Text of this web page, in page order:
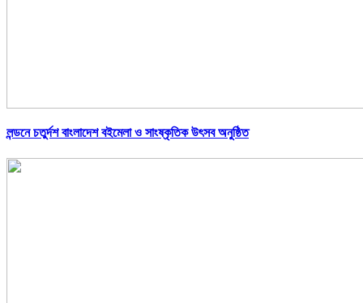
লন্ডনে চতুর্দশ বাংলাদেশ বইমেলা ও সাংষ্কৃতিক উৎসব অনুষ্ঠিত